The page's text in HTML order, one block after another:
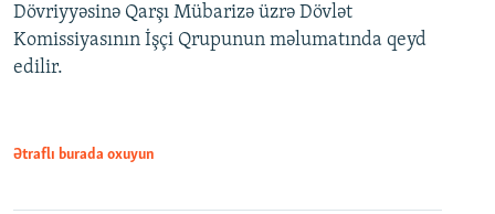
Dövriyyəsinə Qarşı Mübarizə üzrə Dövlət
Komissiyasının İşçi Qrupunun məlumatında qeyd
edilir.
Ətraflı burada oxuyun